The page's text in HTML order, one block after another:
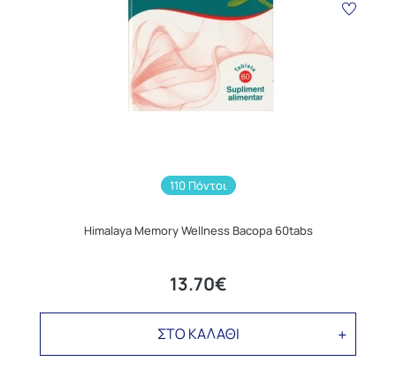
110 Πόντοι
Himalaya Memory Wellness Bacopa 60tabs
13.70€
ΣΤΟ ΚΑΛΑΘΙ